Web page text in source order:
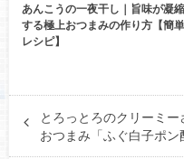
あんこうの一夜干し｜旨味が凝縮
する極上おつまみの作り方【簡単
レシピ】
とろっとろのクリーミ
おつまみ「ふぐ白子ポン